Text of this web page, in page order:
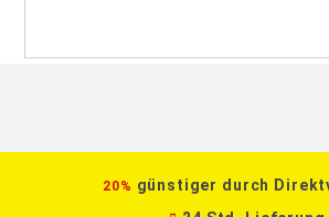
20% günstiger durch